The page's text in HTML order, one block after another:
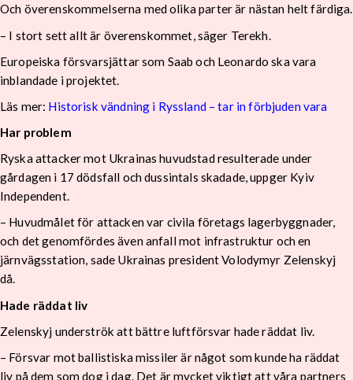
Och överenskommelserna med olika parter är nästan helt färdiga.
– I stort sett allt är överenskommet, säger Terekh.
Europeiska försvarsjättar som Saab och Leonardo ska vara
inblandade i projektet.
Läs mer: Historisk vändning i Ryssland – tar in förbjuden vara
Har problem
Ryska attacker mot Ukrainas huvudstad resulterade under
gårdagen i 17 dödsfall och dussintals skadade, uppger Kyiv
Independent.
– Huvudmålet för attacken var civila företags lagerbyggnader,
och det genomfördes även anfall mot infrastruktur och en
järnvägsstation, sade Ukrainas president Volodymyr Zelenskyj
då.
Hade räddat liv
Zelenskyj underströk att bättre luftförsvar hade räddat liv.
– Försvar mot ballistiska missiler är något som kunde ha räddat
liv på dem som dog i dag. Det är mycket viktigt att våra partners